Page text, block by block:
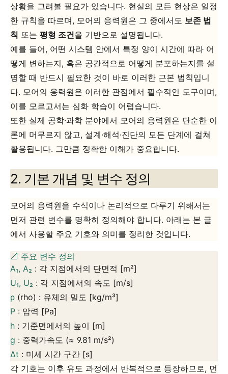
상황을 그려볼 필요가 있습니다. 현실의 모든 현상은 일정
한 규칙을 따르며, 모어의 응력원은 그 중에서도 보존 법
칙 또는 평형 조건을 기반으로 설명됩니다.
예를 들어, 어떤 시스템 안에서 특정 양이 시간에 따라 어
떻게 변하는지, 혹은 공간적으로 어떻게 분포하는지를 설
명할 때 반드시 필요한 것이 바로 이러한 근본 법칙입니
다. 모어의 응력원은 이러한 관점에서 필수적인 도구이며,
이를 모르고서는 심화 학습이 어렵습니다.
또한 실제 공학·과학 분야에서 모어의 응력원은 단순한 이
론에 머무르지 않고, 설계·해석·진단의 모든 단계에 걸쳐
활용됩니다. 그만큼 정확한 이해가 중요합니다.
2. 기본 개념 및 변수 정의
모어의 응력원을 수식이나 논리적으로 다루기 위해서는
먼저 관련 변수를 명확히 정의해야 합니다. 아래는 본 글
에서 사용할 주요 기호와 의미를 정리한 것입니다.
📐 주요 변수 정의
A₁, A₂ : 각 지점에서의 단면적 [m²]
U₁, U₂ : 각 지점에서의 속도 [m/s]
ρ (rho) : 유체의 밀도 [kg/m³]
P : 압력 [Pa]
h : 기준면에서의 높이 [m]
g : 중력가속도 (≈ 9.81 m/s²)
Δt : 미세 시간 구간 [s]
각 기호는 이후 유도 과정에서 반복적으로 등장하므로, 먼